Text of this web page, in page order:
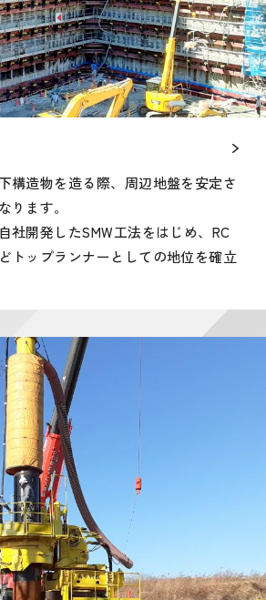
構造物を造る際、周辺地盤を安定さ
ります。
社開発したSMW工法をはじめ、RC
トップランナーとしての地位を確立